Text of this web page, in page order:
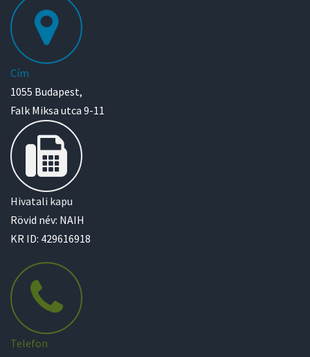
Cím
1055 Budapest,
Falk Miksa utca 9-11
Hivatali kapu
Rövid név: NAIH
KR ID: 429616918
Telefon